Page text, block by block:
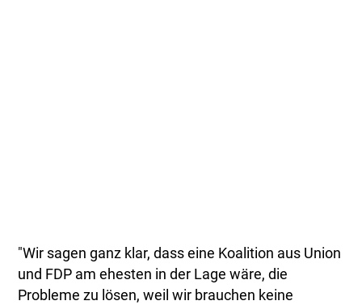
"Wir sagen ganz klar, dass eine Koalition aus Union
und FDP am ehesten in der Lage wäre, die
Probleme zu lösen, weil wir brauchen keine